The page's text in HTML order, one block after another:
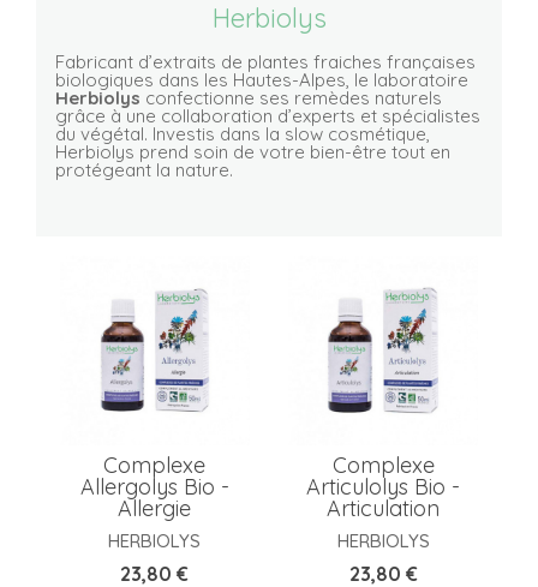
Herbiolys
Fabricant d’extraits de plantes fraiches françaises
biologiques dans les Hautes-Alpes, le laboratoire
Herbiolys confectionne ses remèdes naturels
grâce à une collaboration d’experts et spécialistes
du végétal. Investis dans la slow cosmétique,
Herbiolys prend soin de votre bien-être tout en
protégeant la nature.
Complexe
Allergolys Bio -
Allergie
HERBIOLYS
Prix
23,80 €
Complexe
Articulolys Bio -
Articulation
HERBIOLYS
Prix
23,80 €